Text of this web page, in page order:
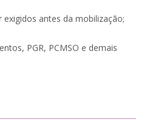
antes da mobilização;
PGR, PCMSO e demais